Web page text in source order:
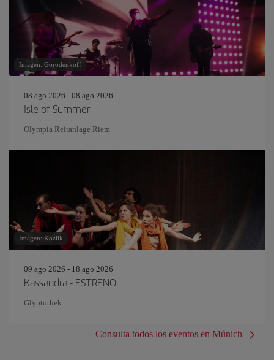
Imagen: Gorodenkoff
08 ago 2026 - 08 ago 2026
Isle of Summer
Olympia Reitanlage Riem
Imagen: Kozlik
09 ago 2026 - 18 ago 2026
Kassandra - ESTRENO
Glyptothek
Consulta todos los eventos en Múnich